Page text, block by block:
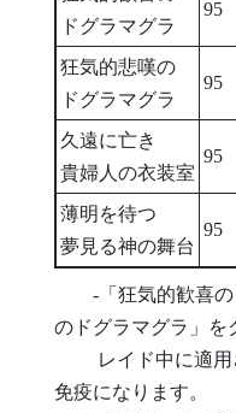
ドグラマグラ
95
狂気的悲嘆の
ドグラマグラ
95
久遠に亡き
貴婦人の衣装室
95
薄明を待つ
夢見る神の舞台
95
-「狂気的歓喜の
のドグラマグラ」を
レイド中に適用
免疫になります。